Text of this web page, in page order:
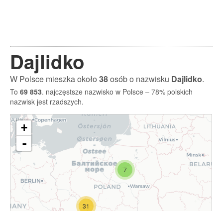
Dajlidko
W Polsce mieszka około38osób o nazwisku Dajlidko.
To 69 853. najczęstsze nazwisko w Polsce – 78% polskich
nazwisk jest rzadszych.
7
31
+
-